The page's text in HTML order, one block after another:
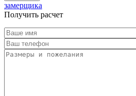
замерщика
Получить расчет